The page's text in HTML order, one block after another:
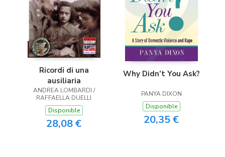
Ricordi di una
ausiliaria
ANDREA LOMBARDI /
RAFFAELLA DUELLI
Disponible
28,08 €
Why Didn’t You Ask?
PANYA DIXON
Disponible
20,35 €